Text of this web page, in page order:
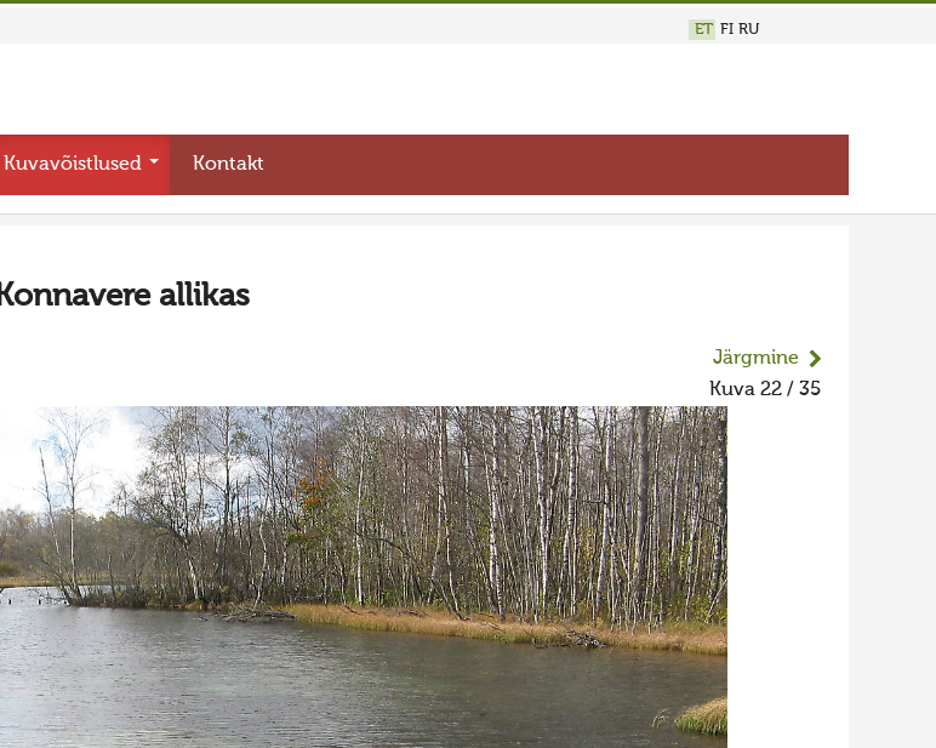
ET FI RU
Kuvavõistlused Kontakt
Konnavere allikas
Järgmine
Kuva 22 / 35